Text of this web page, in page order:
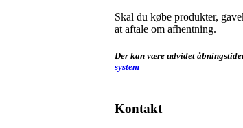
Skal du købe produkter,
at aftale om afhentning.
Der kan være udvidet
system
Kontakt